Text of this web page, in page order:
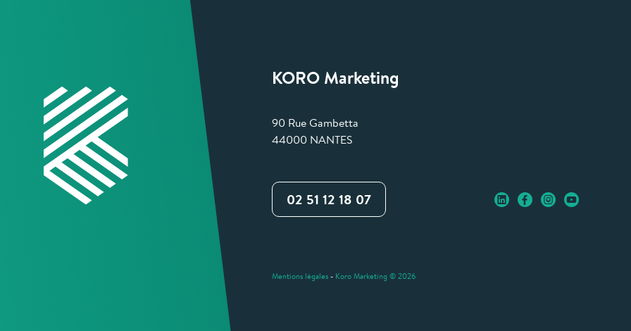
KORO Marketing
90 Rue Gambetta
44000 NANTES
02 51 12 18 07
Mentions légales- Koro Marketing ©2026